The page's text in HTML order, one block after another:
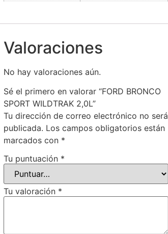
Valoraciones
No hay valoraciones aún.
Sé el primero en valorar “FORD BRONCO
SPORT WILDTRAK 2,0L”
Tu dirección de correo electrónico no será
publicada. Los campos obligatorios están
marcados con *
Tu puntuación *
Tu valoración *